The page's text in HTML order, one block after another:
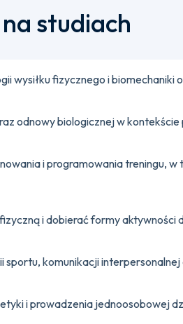
studiach
wysiłku fizycznego i biomechaniki
odnowy biologicznej w
i programowania treningu, w
i dobierać formy aktywności
sportu, komunikacji
i prowadzenia jednoosobowej